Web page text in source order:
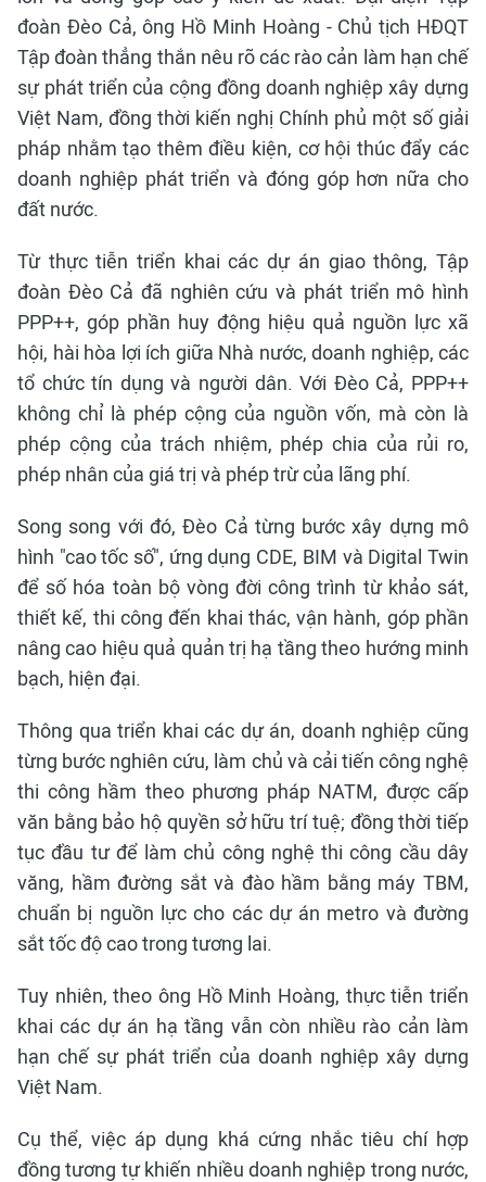
đoàn Đèo Cả, ông Hồ Minh Hoàng - Chủ tịch HĐQT
Tập đoàn thẳng thắn nêu rõ các rào cản làm hạn chế
sự phát triển của cộng đồng doanh nghiệp xây dựng
Việt Nam, đồng thời kiến nghị Chính phủ một số giải
pháp nhằm tạo thêm điều kiện, cơ hội thúc đẩy các
doanh nghiệp phát triển và đóng góp hơn nữa cho
đất nước.
Từ thực tiễn triển khai các dự án giao thông, Tập
đoàn Đèo Cả đã nghiên cứu và phát triển mô hình
PPP++, góp phần huy động hiệu quả nguồn lực xã
hội, hài hòa lợi ích giữa Nhà nước, doanh nghiệp, các
tổ chức tín dụng và người dân. Với Đèo Cả, PPP++
không chỉ là phép cộng của nguồn vốn, mà còn là
phép cộng của trách nhiệm, phép chia của rủi ro,
phép nhân của giá trị và phép trừ của lãng phí.
Song song với đó, Đèo Cả từng bước xây dựng mô
hình "cao tốc số", ứng dụng CDE, BIM và Digital Twin
để số hóa toàn bộ vòng đời công trình từ khảo sát,
thiết kế, thi công đến khai thác, vận hành, góp phần
nâng cao hiệu quả quản trị hạ tầng theo hướng minh
bạch, hiện đại.
Thông qua triển khai các dự án, doanh nghiệp cũng
từng bước nghiên cứu, làm chủ và cải tiến công nghệ
thi công hầm theo phương pháp NATM, được cấp
văn bằng bảo hộ quyền sở hữu trí tuệ; đồng thời tiếp
tục đầu tư để làm chủ công nghệ thi công cầu dây
văng, hầm đường sắt và đào hầm bằng máy TBM,
chuẩn bị nguồn lực cho các dự án metro và đường
sắt tốc độ cao trong tương lai.
Tuy nhiên, theo ông Hồ Minh Hoàng, thực tiễn triển
khai các dự án hạ tầng vẫn còn nhiều rào cản làm
hạn chế sự phát triển của doanh nghiệp xây dựng
Việt Nam.
Cụ thể, việc áp dụng khá cứng nhắc tiêu chí hợp
đồng tương tự khiến nhiều doanh nghiệp trong nước,